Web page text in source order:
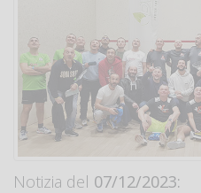
Notizia del 07/12/2023: